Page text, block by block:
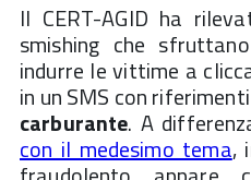
Il CERT-AGID ha
smishing che
indurre le vittime a
in un SMS con
carburante. A
con il medesimo tema,